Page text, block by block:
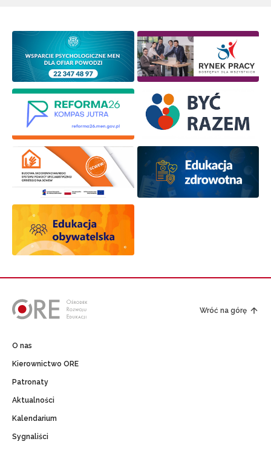
Wróć na górę
O nas
Kierownictwo ORE
Patronaty
Aktualności
Kalendarium
Sygnaliści